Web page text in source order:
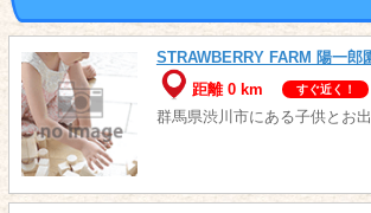
STRAWBERRY FARM 陽一郎
距離 0 km
すぐ近く！
群馬県渋川市にある子供とお